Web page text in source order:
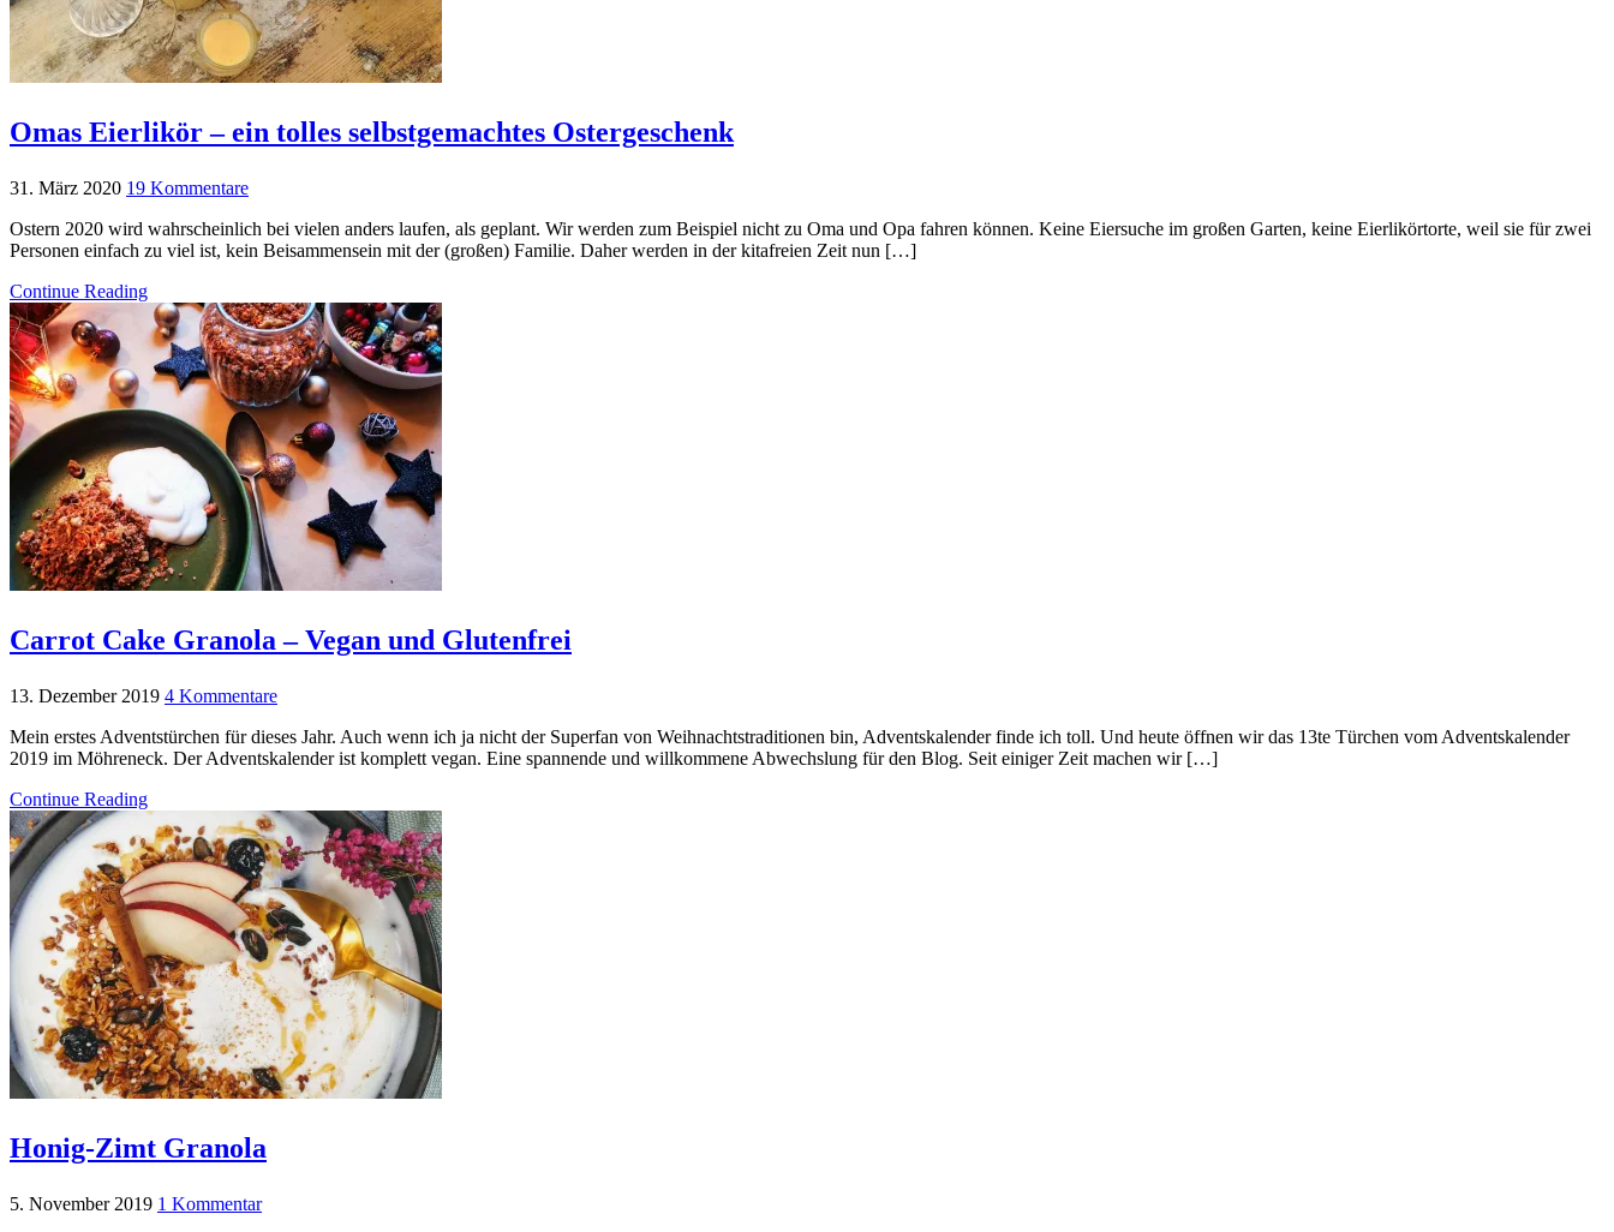
Omas Eierlikör – ein tolles selbstgemachtes Ostergeschenk
31. März 2020 19 Kommentare
Ostern 2020 wird wahrscheinlich bei vielen anders laufen, als geplant. Wir werden zum Beispiel nicht zu Oma und Opa fahren können. Keine Eiersuche im großen Garten, keine Eierlikörtorte, weil sie für zwei
Personen einfach zu viel ist, kein Beisammensein mit der (großen) Familie. Daher werden in der kitafreien Zeit nun […]
Continue Reading
Carrot Cake Granola – Vegan und Glutenfrei
13. Dezember 2019 4 Kommentare
Mein erstes Adventstürchen für dieses Jahr. Auch wenn ich ja nicht der Superfan von Weihnachtstraditionen bin, Adventskalender finde ich toll. Und heute öffnen wir das 13te Türchen vom Adventskalender
2019 im Möhreneck. Der Adventskalender ist komplett vegan. Eine spannende und willkommene Abwechslung für den Blog. Seit einiger Zeit machen wir […]
Continue Reading
Honig-Zimt Granola
5. November 2019 1 Kommentar